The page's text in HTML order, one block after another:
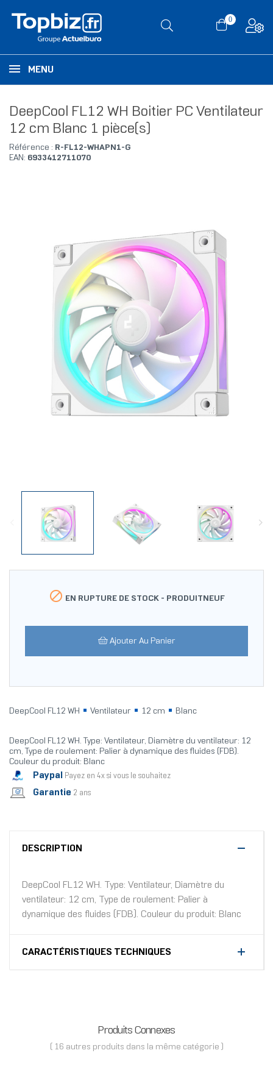
0
MENU
DeepCool FL12 WH Boitier PC Ventilateur
12 cm Blanc 1 pièce(s)
Référence : R-FL12-WHAPN1-G
EAN: 6933412711070
 EN RUPTURE DE STOCK - PRODUITNEUF
Ajouter Au Panier
DeepCool FL12 WH Ventilateur 12 cm Blanc
DeepCool FL12 WH. Type: Ventilateur, Diamètre du ventilateur: 12
cm, Type de roulement: Palier à dynamique des fluides (FDB).
Couleur du produit: Blanc
Paypal Payez en 4x si vous le souhaitez
Garantie 2 ans
DESCRIPTION
DeepCool FL12 WH. Type: Ventilateur, Diamètre du
ventilateur: 12 cm, Type de roulement: Palier à
dynamique des fluides (FDB). Couleur du produit: Blanc
CARACTÉRISTIQUES TECHNIQUES
Produits Connexes
( 16 autres produits dans la même catégorie )